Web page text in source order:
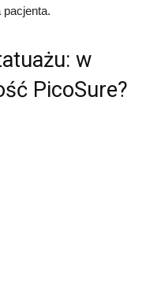
pacjenta.
w
PicoSure?